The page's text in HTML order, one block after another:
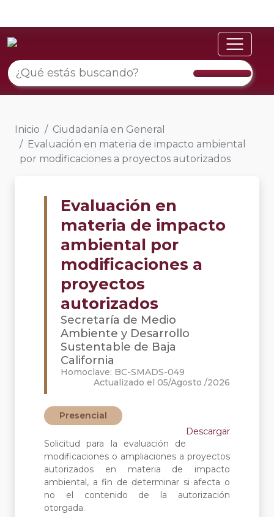
Inicio
Ciudadanía en General
Evaluación en materia de impacto ambiental
por modificaciones a proyectos autorizados
Evaluación en
materia de impacto
ambiental por
modificaciones a
proyectos
autorizados
Secretaría de Medio
Ambiente y Desarrollo
Sustentable de Baja
California
Homoclave: BC-SMADS-049
Actualizado el 05/Agosto /2026
Presencial
Descargar
Solicitud para la evaluación de
modificaciones o ampliaciones a proyectos
autorizados en materia de impacto
ambiental, a fin de determinar si afecta o
no el contenido de la autorización
otorgada.